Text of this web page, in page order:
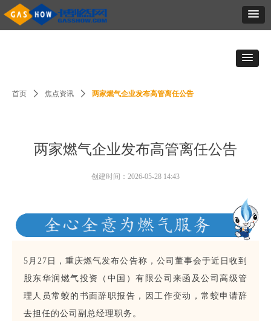
首页 ꄲ 焦点资讯 ꄲ 两家燃气企业发布高管离任公告
两家燃气企业发布高管离任公告
创建时间： 2026-05-28 14:43
5月27日，重庆燃气发布公告称，公司董事会于近日收到
股东华润燃气投资（中国）有限公司来函及公司高级管
理人员常蛟的书面辞职报告，因工作变动，常蛟申请辞
去担任的公司副总经理职务。